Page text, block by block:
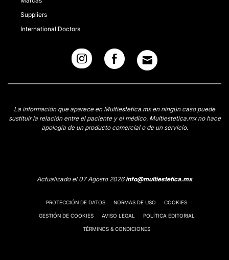
Suppliers
International Doctors
La información que aparece en Multiestetica.mx en ningún caso puede
sustituir la relación entre el paciente y el médico. Multiestetica.mx no hace
apología de un producto comercial o de un servicio.
Actualizado el 07 Agosto 2026info@multiestetica.mx
PROTECCIÓN DE DATOS NORMAS DE USO COOKIES
GESTIÓN DE COOKIES AVISO LEGAL POLÍTICA EDITORIAL
TÉRMINOS & CONDICIONES